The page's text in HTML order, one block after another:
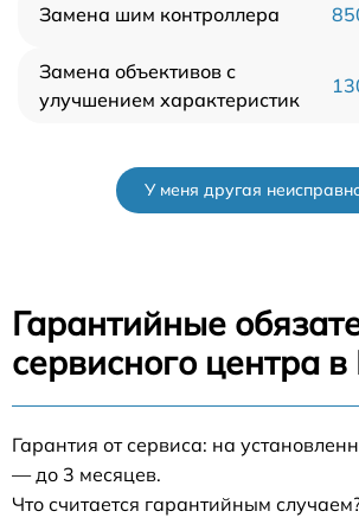
Замена шим контроллера
Замена объективов с
улучшением характеристик
У меня другая
Гарантийные
сервисного центра
Гарантия от сервиса: на
— до 3 месяцев.
Что считается гарантийным